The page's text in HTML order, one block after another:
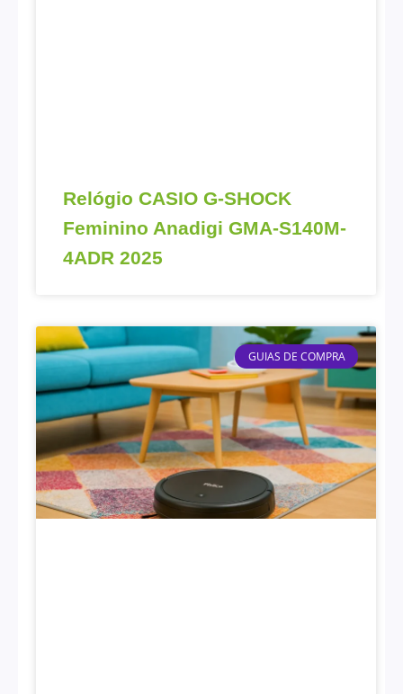
Relógio CASIO G-SHOCK
Feminino Anadigi GMA-S140M-
4ADR 2025
GUIAS DE COMPRA